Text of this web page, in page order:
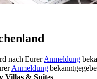
nach EurerAnmeldung
Anmeldung
Villas & Suites